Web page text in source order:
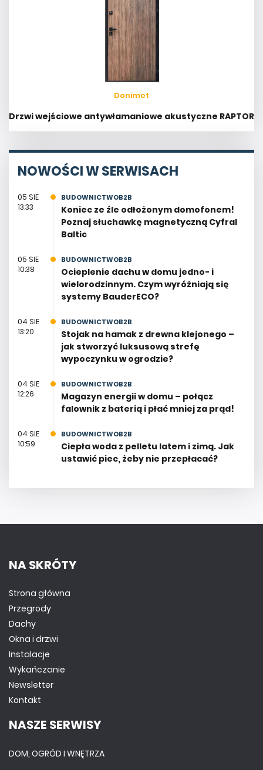
Donimet
Drzwi wejściowe antywłamaniowe akustyczne RAPTOR
NOWOŚCI W SERWISACH
05 SIE
13:33
BUDOWNICTWOB2B
Koniec ze źle odłożonym domofonem!
Poznaj słuchawkę magnetyczną Cyfral
Baltic
05 SIE
10:38
BUDOWNICTWOB2B
Ocieplenie dachu w domu jedno- i
wielorodzinnym. Czym wyróżniają się
systemy BauderECO?
04 SIE
13:20
BUDOWNICTWOB2B
Stojak na hamak z drewna klejonego –
jak stworzyć luksusową strefę
wypoczynku w ogrodzie?
04 SIE
12:26
BUDOWNICTWOB2B
Magazyn energii w domu – połącz
falownik z baterią i płać mniej za prąd!
04 SIE
10:59
BUDOWNICTWOB2B
Ciepła woda z pelletu latem i zimą. Jak
ustawić piec, żeby nie przepłacać?
NA SKRÓTY
Strona główna
Przegrody
Dachy
Okna i drzwi
Instalacje
Wykańczanie
Newsletter
Kontakt
NASZE SERWISY
DOM, OGRÓD I WNĘTRZA